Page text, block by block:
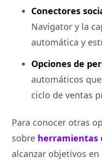
Conectores
Navigator y la
automática y
Opciones de
automáticos
ciclo de ventas
Para conocer otras
sobre herramientas
alcanzar objetivos